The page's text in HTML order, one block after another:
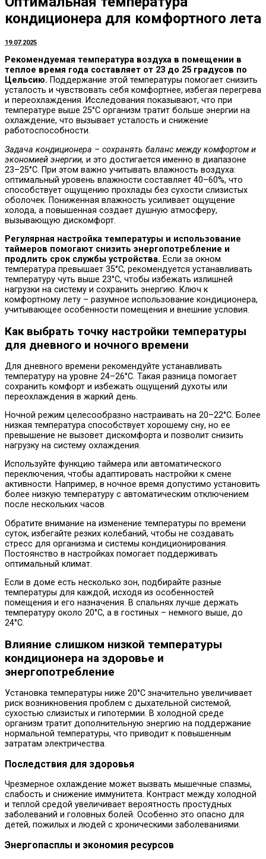
кондиционера для комфортного лета
19.07.2025
Рекомендуемая температура воздуха в помещении в
теплое время года составляет от 23 до 25 градусов по
Цельсию. Поддержание этой температуры помогает снизить
усталость и чувствовать себя комфортнее, избегая перегрева
и переохлаждения. Исследования показывают, что при
температуре выше 25°C организм тратит больше энергии на
охлаждение, что вызывает усталость и снижение
работоспособности.
Задача кондиционера – сохранять баланс между комфортом и
экономией энергии, и это достигается именно в диапазоне
23–25°C. При этом важно учитывать влажность воздуха:
оптимальный уровень влажности составляет 40–60%, что
способствует ощущению прохлады без сухости слизистых
оболочек. Пониженная влажность усиливает ощущение
холода, а повышенная создает душную атмосферу,
вызывающую дискомфорт.
Регулярная настройка температуры и использование
таймеров помогают снизить энергопотребление и
продлить срок службы устройства. Если за окном
температура превышает 35°C, рекомендуется устанавливать
температуру чуть выше 23°C, чтобы избежать излишней
нагрузки на систему и сохранить энергию. Ключ к
комфортному лету – разумное использование кондиционера,
учитывающее особенности помещения и внешние условия.
Как выбрать точку настройки температуры
для дневного и ночного времени
Для дневного времени рекомендуйте устанавливать
температуру на уровне 24–26°C. Такая разница помогает
сохранить комфорт и избежать ощущений духоты или
переохлаждения в жаркий день.
Ночной режим целесообразно настраивать на 20–22°C. Более
низкая температура способствует хорошему сну, но ее
превышение не вызовет дискомфорта и позволит снизить
нагрузку на систему охлаждения.
Используйте функцию таймера или автоматического
переключения, чтобы адаптировать настройки к смене
активности. Например, в ночное время допустимо установить
более низкую температуру с автоматическим отключением
после нескольких часов.
Обратите внимание на изменение температуры по времени
суток, избегайте резких колебаний, чтобы не создавать
стресс для организма и системы кондиционирования.
Постоянство в настройках помогает поддерживать
оптимальный климат.
Если в доме есть несколько зон, подбирайте разные
температуры для каждой, исходя из особенностей
помещения и его назначения. В спальнях лучше держать
температуру около 20°C, а в гостиных – немного выше, до
24°C.
Влияние слишком низкой температуры
кондиционера на здоровье и
энергопотребление
Установка температуры ниже 20°C значительно увеличивает
риск возникновения проблем с дыхательной системой,
сухостью слизистых и гипотермии. В холодной среде
организм тратит дополнительную энергию на поддержание
нормальной температуры, что приводит к повышенным
затратам электричества.
Последствия для здоровья
Чрезмерное охлаждение может вызвать мышечные спазмы,
слабость и снижение иммунитета. Контраст между холодной
и теплой средой увеличивает вероятность простудных
заболеваний и головных болей. Особенно это опасно для
детей, пожилых и людей с хроническими заболеваниями.
Энергопасплы и экономия ресурсов